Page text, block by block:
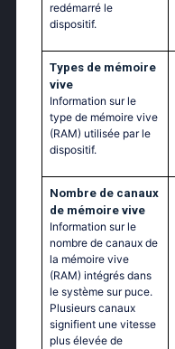
redémarré le
dispositif.
Тypes de mémoire
vive
Information sur le
type de mémoire vive
(RAM) utilisée par le
dispositif.
Nombre de canaux
de mémoire vive
Information sur le
nombre de canaux de
la mémoire vive
(RAM) intégrés dans
le système sur puce.
Plusieurs canaux
signifient une vitesse
plus élevée de